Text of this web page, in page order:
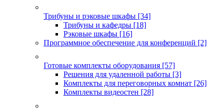
Трибуны и рэковые шкафы [34]
Трибуны и кафедры [18]
Рэковые шкафы [16]
Программное обеспечение для конференций [2]
Готовые комплекты оборудования [57]
Решения для удаленной работы [3]
Комплекты для переговорных комнат [26]
Комплекты видеостен [28]